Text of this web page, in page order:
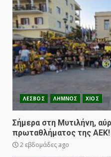
ΛΕΣΒΟΣ ΛΗΜΝΟΣ ΧΙΟΣ
Σήμερα στη Μυτιλήνη,
πρωταθλήματος της ΑΕΚ!
2 εβδομάδες ago